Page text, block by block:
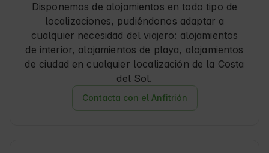
Disponemos de alojamientos en todo tipo de
localizaciones, pudiéndonos adaptar a
cualquier necesidad del viajero: alojamientos
de interior, alojamientos de playa, alojamientos
de ciudad en cualquier localización de la Costa
del Sol.
Contacta con el Anfitrión